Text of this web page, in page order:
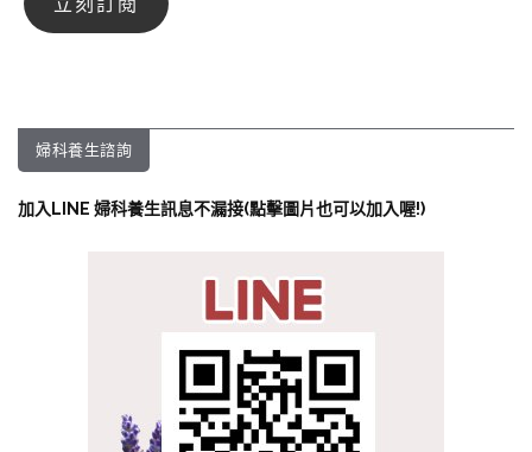
婦科養生諮詢
加入LINE 婦科養生訊息不漏接(點擊圖片也可以加入喔!)